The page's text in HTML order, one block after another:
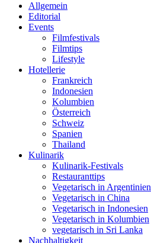
Allgemein
Editorial
Events
Filmfestivals
Filmtips
Lifestyle
Hotellerie
Frankreich
Indonesien
Kolumbien
Österreich
Schweiz
Spanien
Thailand
Kulinarik
Kulinarik-Festivals
Restauranttips
Vegetarisch in Argentinien
Vegetarisch in China
Vegetarisch in Indonesien
Vegetarisch in Kolumbien
vegetarisch in Sri Lanka
Nachhaltigkeit